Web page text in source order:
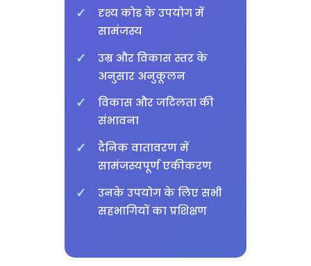
दृश्य कोड के उपयोग में
सामंजस्य
उम्र और विकास स्तर के
अनुसार अनुकूलन
विकास और जटिलता की
संभावना
दैनिक वातावरण में
सामंजस्यपूर्ण एकीकरण
उनके उपयोग के लिए सभी
सहभागियों का प्रशिक्षण